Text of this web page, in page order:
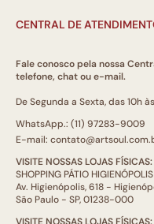
CENTRAL DE
Fale conosco pela nossa
telefone, chat ou e-mail.
De Segunda a Sexta, das 10h
WhatsApp.: (11) 97283-9009
E-mail:
VISITE NOSSAS LOJAS FÍSICAS:
SHOPPING PÁTIO
Av. Higienópolis, 618 -
São Paulo - SP, 01238-000